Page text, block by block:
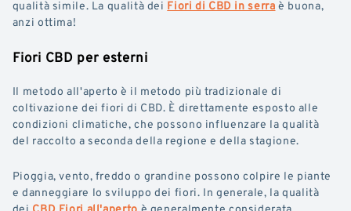
qualità simile. La qualità dei Fiori di CBD in serraè buona,
anzi ottima!
Fiori CBD per esterni
Il metodo all'aperto è il metodo più tradizionale di
coltivazione dei fiori di CBD. È direttamente esposto alle
condizioni climatiche, che possono influenzare la qualità
del raccolto a seconda della regione e della stagione.
Pioggia, vento, freddo o grandine possono colpire le piante
e danneggiare lo sviluppo dei fiori. In generale, la qualità